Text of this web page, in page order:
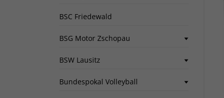
BSC Friedewald
BSG Motor Zschopau
BSW Lausitz
Bundespokal Volleyball